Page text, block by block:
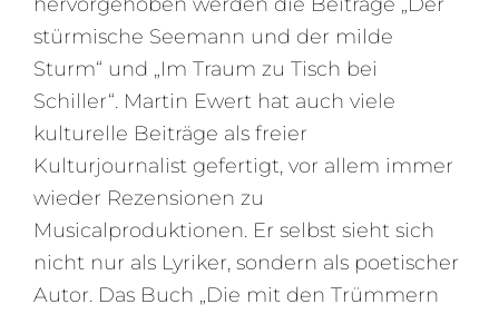
stürmische Seemann und der milde
Sturm“ und „Im Traum zu Tisch bei
Schiller“. Martin Ewert hat auch viele
kulturelle Beiträge als freier
Kulturjournalist gefertigt, vor allem immer
wieder Rezensionen zu
Musicalproduktionen. Er selbst sieht sich
nicht nur als Lyriker, sondern als poetischer
Autor. Das Buch „Die mit den Trümmern